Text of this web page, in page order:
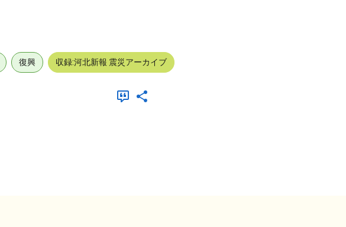
復興 収録:河北新報 震災アーカイブ